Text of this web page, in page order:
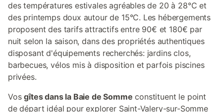
des températures estivales agréables de 20 à 28°C et
des printemps doux autour de 15°C. Les hébergements
proposent des tarifs attractifs entre 90€ et 180€ par
nuit selon la saison, dans des propriétés authentiques
disposant d'équipements recherchés: jardins clos,
barbecues, vélos mis à disposition et parfois piscines
privées.
Vosgîtes dans la Baie de Somme constituent le point
de départ idéal pour explorer Saint-Valery-sur-Somme